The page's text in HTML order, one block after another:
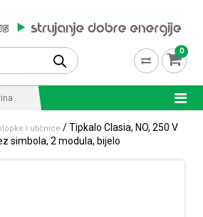
0
i utičnice / Tipkalo Clasia, NO, 250 V
simbola, 2 modula, bijelo